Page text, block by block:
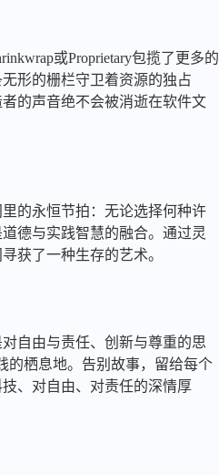
或Proprietary包揽了更多的
形的栅栏守卫着资源的独占
的声音绝不会被消逝在软件文
的永恒节拍：无论选择何种许
德与实践智慧的融合。通过灵
获了一种生存的艺术。
自由与责任、创新与尊重的思
的栖息地。告别故事，留给每个
、对自由、对责任的深情厚